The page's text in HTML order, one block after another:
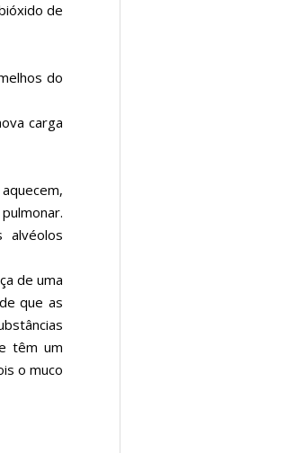
de
do
carga
alvéolos
de uma
que as
têm um
o muco